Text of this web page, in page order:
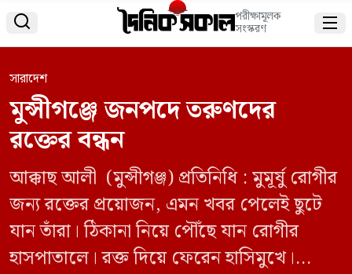
 পরীক্ষামূলক
সংস্করণ 
সারাদেশ
মুন্সীগঞ্জে জনপদে তরুণদের
রক্তের বন্ধন
আক্কাছ আলী (মুন্সীগঞ্জ) প্রতিনিধি : মুমূর্ষু রোগীর
জন্য রক্তের প্রয়োজন, এমন খবর পেলেই ছুটে
যান তাঁরা। ঠিকানা নিয়ে পৌঁছে যান রোগীর
হাসপাতালে। রক্ত দিয়ে ফেরেন হাসিমুখে।